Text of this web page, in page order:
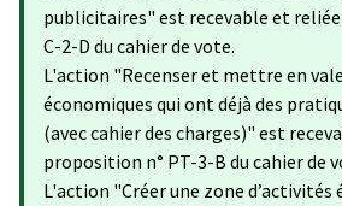
publicitaires" est recevable et
C-2-D du cahier de vote.
L'action "Recenser et mettre en
économiques qui ont déjà des
(avec cahier des charges)" est
proposition n° PT-3-B du cahier de
L'action "Créer une zone d’activités